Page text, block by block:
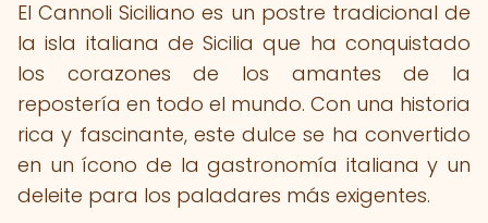
El Cannoli Siciliano es un postre tradicional de
la isla italiana de Sicilia que ha conquistado
los corazones de los amantes de la
repostería en todo el mundo. Con una historia
rica y fascinante, este dulce se ha convertido
en un ícono de la gastronomía italiana y un
deleite para los paladares más exigentes.